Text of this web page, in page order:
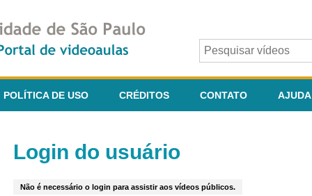
POLÍTICA DE USO CRÉDITOS CONTATO AJUDA
Login do usuário
Não é necessário o login para assistir aos vídeos públicos.